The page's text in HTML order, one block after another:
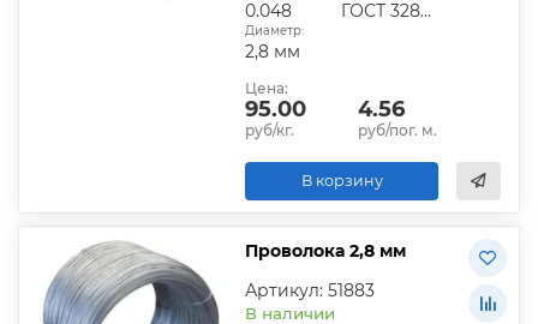
0.048 ГОСТ 3282-74
Диаметр:
2,8 мм
Цена:
95.00
руб/кг.
4.56
руб/пог. м.
В корзину
Проволока 2,8 мм
Артикул: 51883
В наличии